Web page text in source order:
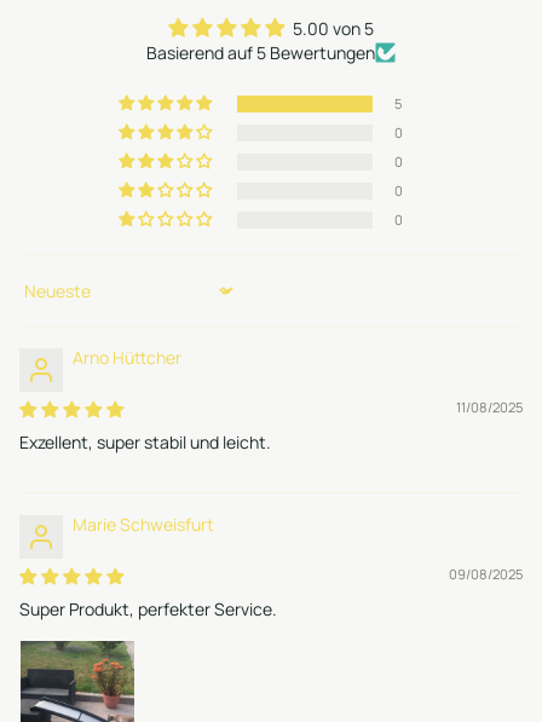
5.00 von 5
Basierend auf 5 Bewertungen
5
0
0
0
0
Sort by
Arno Hüttcher
11/08/2025
Exzellent, super stabil und leicht.
Marie Schweisfurt
09/08/2025
Super Produkt, perfekter Service.